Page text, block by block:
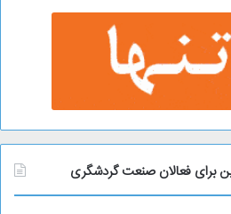
برای فعالان صنعت گردشگری